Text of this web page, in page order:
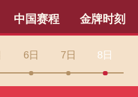
中国赛程 金牌时刻
6日 7日 8日